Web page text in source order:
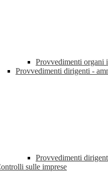
Provvedimenti organi
Provvedimenti dirigenti -
Provvedimenti
sulle imprese